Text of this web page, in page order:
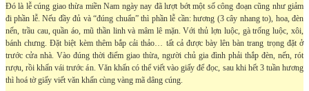
Đó là lễ cúng giao thừa miền Nam ngày nay đã lượt bớt một số công đoạn cũng như giảm
đi phần lễ. Nếu đầy đủ và “đúng chuẩn” thì phần lễ cần: hương (3 cây nhang to), hoa, đèn
nến, trầu cau, quần áo, mũ thần linh và mâm lê mặn. Với thủ lợn luộc, gà trống luộc, xôi,
bánh chưng. Đặt biệt kèm thêm bắp cải thảo… tất cả được bày lên bàn trang trọng đặt ở
trước cửa nhà. Vào đúng thời điểm giao thừa, người chủ gia đình phải thắp đèn, nến, rót
rượu, rồi khấn vái trước án. Văn khấn có thể viết vào giấy để đọc, sau khi hết 3 tuần hương
thì hoá tờ giấy viết văn khấn cùng vàng mã dâng cúng.